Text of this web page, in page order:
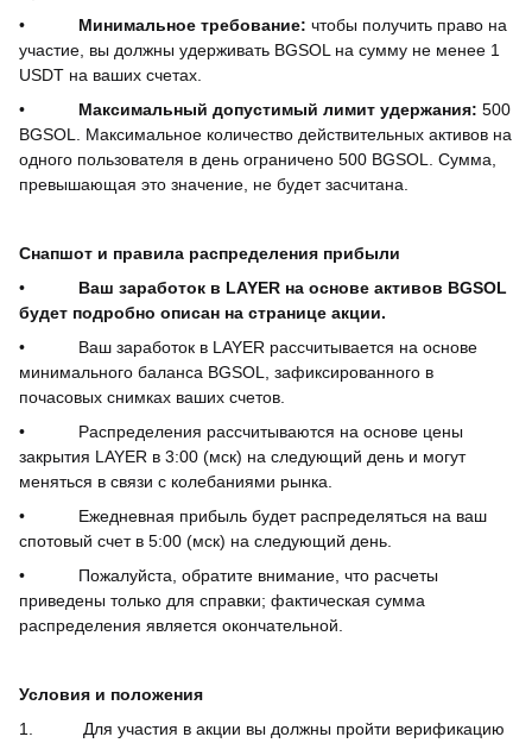
•
Минимальное требование: чтобы получить право на
участие, вы должны удерживать BGSOL на сумму не менее 1
USDT на ваших счетах.
•
Максимальный допустимый лимит удержания: 500
BGSOL. Максимальное количество действительных активов на
одного пользователя в день ограничено 500 BGSOL. Сумма,
превышающая это значение, не будет засчитана.
Снапшот и правила распределения прибыли
•
Ваш заработок в LAYER на основе активов BGSOL
будет подробно описан на странице акции.
•
Ваш заработок в LAYER рассчитывается на основе
минимального баланса BGSOL, зафиксированного в
почасовых снимках ваших счетов.
•
Распределения рассчитываются на основе цены
закрытия LAYER в 3:00 (мск) на следующий день и могут
меняться в связи с колебаниями рынка.
•
Ежедневная прибыль будет распределяться на ваш
спотовый счет в 5:00 (мск) на следующий день.
•
Пожалуйста, обратите внимание, что расчеты
приведены только для справки; фактическая сумма
распределения является окончательной.
Условия и положения
1.
Для участия в акции вы должны пройти верификацию